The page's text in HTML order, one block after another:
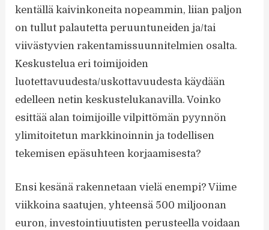
kentällä kaivinkoneita nopeammin, liian paljon
on tullut palautetta peruuntuneiden ja/tai
viivästyvien rakentamissuunnitelmien osalta.
Keskustelua eri toimijoiden
luotettavuudesta/uskottavuudesta käydään
edelleen netin keskustelukanavilla. Voinko
esittää alan toimijoille vilpittömän pyynnön
ylimitoitetun markkinoinnin ja todellisen
tekemisen epäsuhteen korjaamisesta?
Ensi kesänä rakennetaan vielä enempi? Viime
viikkoina saatujen, yhteensä 500 miljoonan
euron, investointiuutisten perusteella voidaan